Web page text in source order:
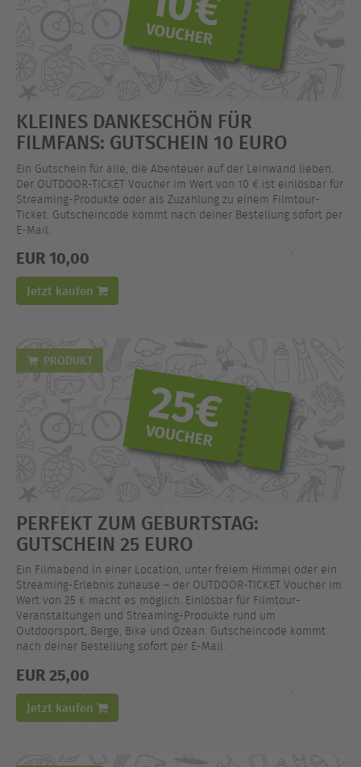
KLEINES DANKESCHÖN FÜR
FILMFANS: GUTSCHEIN 10 EURO
Ein Gutschein für alle, die Abenteuer auf der Leinwand lieben.
Der OUTDOOR-TICKET Voucher im Wert von 10 € ist einlösbar für
Streaming-Produkte oder als Zuzahlung zu einem Filmtour-
Ticket. Gutscheincode kommt nach deiner Bestellung sofort per
E-Mail.
EUR 10,00
Jetzt kaufen
PRODUKT
PERFEKT ZUM GEBURTSTAG:
GUTSCHEIN 25 EURO
Ein Filmabend in einer Location, unter freiem Himmel oder ein
Streaming-Erlebnis zuhause – der OUTDOOR-TICKET Voucher im
Wert von 25 € macht es möglich. Einlösbar für Filmtour-
Veranstaltungen und Streaming-Produkte rund um
Outdoorsport, Berge, Bike und Ozean. Gutscheincode kommt
nach deiner Bestellung sofort per E-Mail.
EUR 25,00
Jetzt kaufen